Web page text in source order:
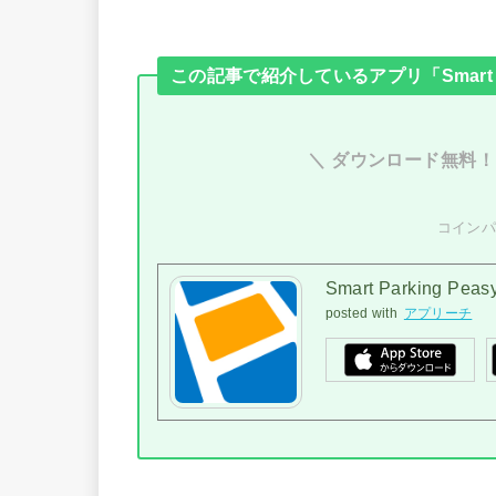
この記事で紹介しているアプリ「
＼ ダウンロード無料
コイン
Smart Parking
posted with アプリーチ